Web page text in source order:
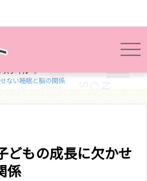
スタイル
ない睡眠と脳の関係
どもの成長に欠かせ
係